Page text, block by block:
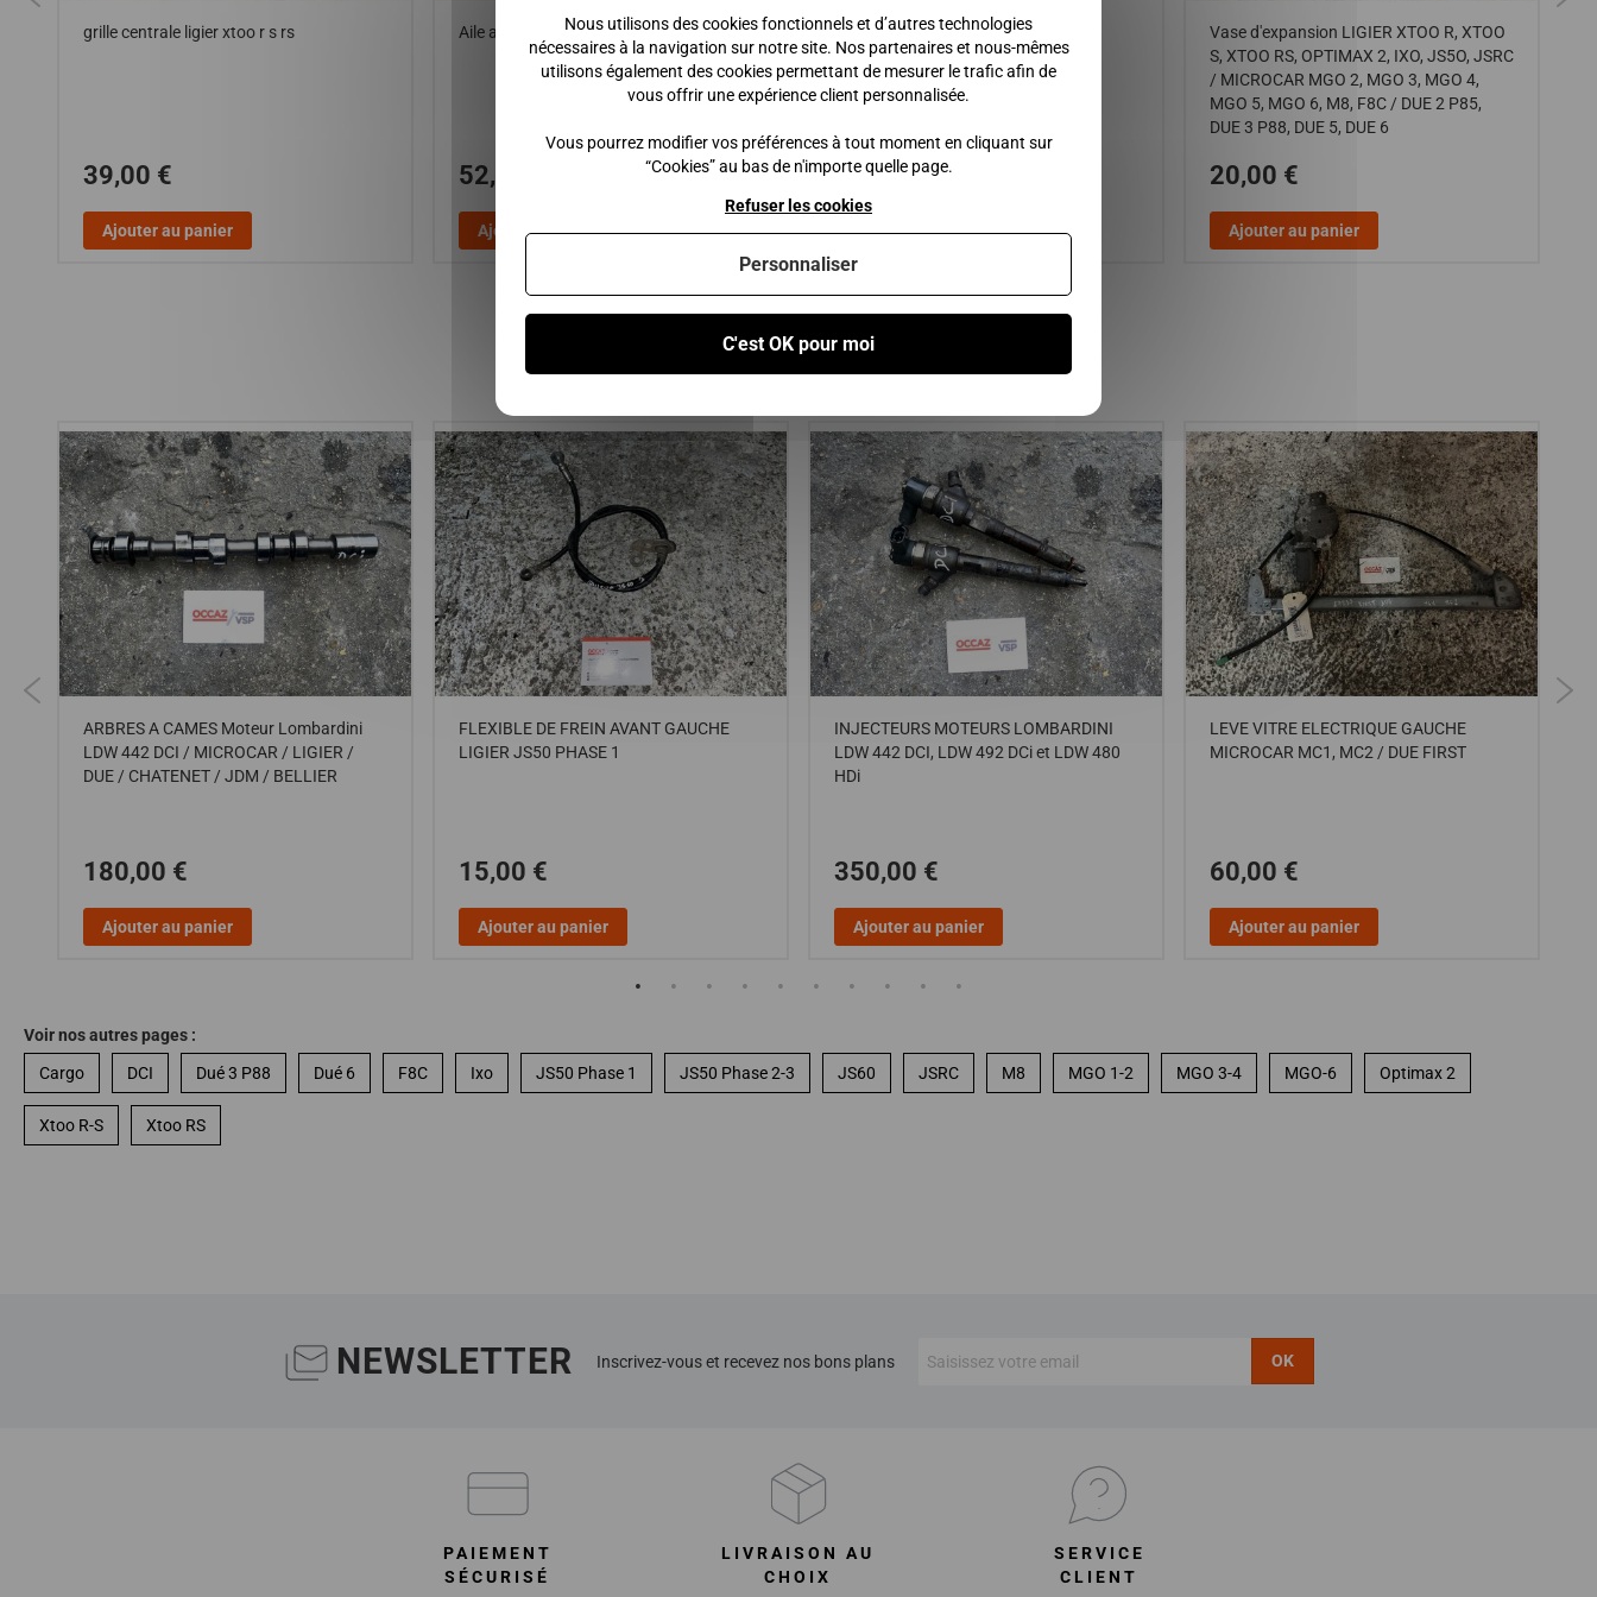
grille centrale ligier xtoo r s rs
39,00 €
Ajouter au panier
Aile avant gauche Ligier Ixo
52,00 €
Ajouter au panier
20,00 €
Ajouter au panier
Vase d'expansion LIGIER XTOO R, XTOO
S, XTOO RS, OPTIMAX 2, IXO, JS5O, JSRC
/ MICROCAR MGO 2, MGO 3, MGO 4,
MGO 5, MGO 6, M8, F8C / DUE 2 P85,
DUE 3 P88, DUE 5, DUE 6
20,00 €
Ajouter au panier
Vous pourriez également être intéressé par
ARBRES A CAMES Moteur Lombardini
LDW 442 DCI / MICROCAR / LIGIER /
DUE / CHATENET / JDM / BELLIER
180,00 €
Ajouter au panier
FLEXIBLE DE FREIN AVANT GAUCHE
LIGIER JS50 PHASE 1
15,00 €
Ajouter au panier
INJECTEURS MOTEURS LOMBARDINI
LDW 442 DCI, LDW 492 DCi et LDW 480
HDi
350,00 €
Ajouter au panier
LEVE VITRE ELECTRIQUE GAUCHE
MICROCAR MC1, MC2 / DUE FIRST
60,00 €
Ajouter au panier
Voir nos autres pages :
Cargo
DCI Dué 3 P88 Dué 6 F8C Ixo JS50 Phase 1 JS50 Phase 2-3 JS60 JSRC M8 MGO 1-2 MGO 3-4 MGO-6 Optimax 2
Xtoo R-S Xtoo RS
NEWSLETTER Inscrivez-vous et recevez nos bons plans OK
PAIEMENT
SÉCURISÉ
LIVRAISON AU
CHOIX
SERVICE
CLIENT
Nous utilisons des cookies fonctionnels et d’autres technologies
nécessaires à la navigation sur notre site. Nos partenaires et nous-mêmes
utilisons également des cookies permettant de mesurer le trafic afin de
vous offrir une expérience client personnalisée.
Vous pourrez modifier vos préférences à tout moment en cliquant sur
“Cookies” au bas de n'importe quelle page.
C'est OK pour moi
Refuser les cookies
Personnaliser